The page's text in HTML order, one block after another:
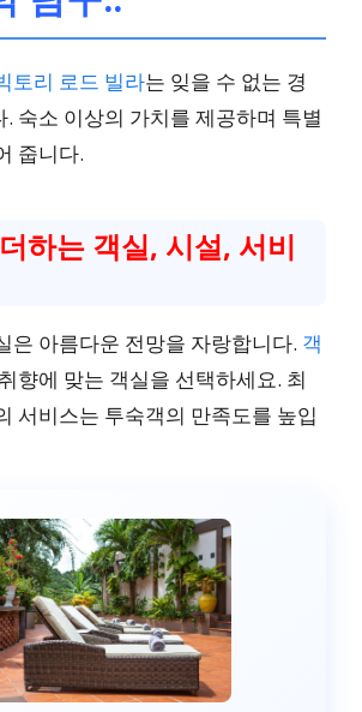
토리 로드 빌라는 잊을 수 없는 경
숙소 이상의 가치를 제공하며 특별
줍니다.
하는 객실, 시설, 서비
은 아름다운 전망을 자랑합니다. 객
향에 맞는 객실을 선택하세요. 최
서비스는 투숙객의 만족도를 높입